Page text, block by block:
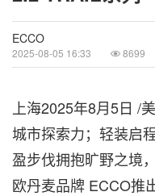
ECCO
2025-08-05 16:33 8699
上海2025年8月5日 /
城市探索力；轻装启
盈步伐拥抱旷野之境
欧丹麦品牌 ECCO推